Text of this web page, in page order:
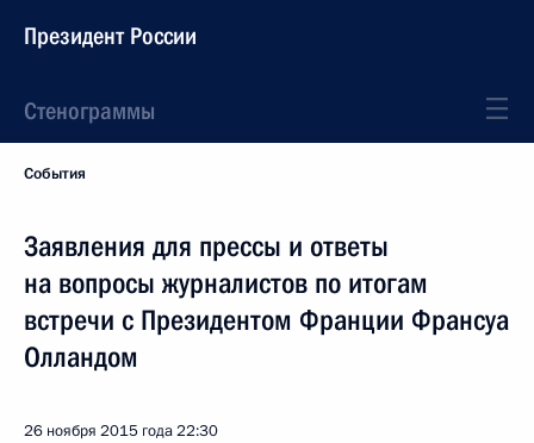
Президент России
Стенограммы
События
Заявления для прессы и ответы
на вопросы журналистов по итогам
встречи с Президентом Франции Франсуа
Олландом
26 ноября 2015 года22:30